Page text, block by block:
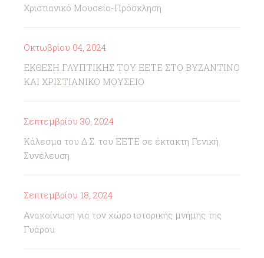
Χριστιανικό Μουσείο-Πρόσκληση
Οκτωβρίου 04, 2024
ΕΚΘΕΣΗ ΓΛΥΠΤΙΚΗΣ ΤΟΥ ΕΕΤΕ ΣΤΟ ΒΥΖΑΝΤΙΝΟ
ΚΑΙ ΧΡΙΣΤΙΑΝΙΚΟ ΜΟΥΣΕΙΟ
Σεπτεμβρίου 30, 2024
Κάλεσμα του Δ.Σ. του ΕΕΤΕ σε έκτακτη Γενική
Συνέλευση
Σεπτεμβρίου 18, 2024
Ανακοίνωση για τον χώρο ιστορικής μνήμης της
Γυάρου